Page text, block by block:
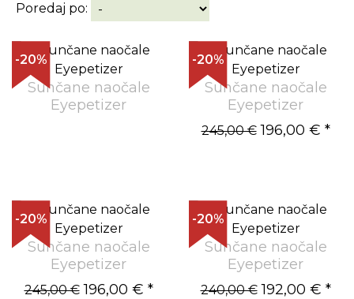
Poredaj po:
-20%
Sunčane naočale
Eyepetizer
-20%
Sunčane naočale
Eyepetizer
245,00 €196,00 € *
-20%
Sunčane naočale
Eyepetizer
245,00 €196,00 € *
-20%
Sunčane naočale
Eyepetizer
240,00 €192,00 € *